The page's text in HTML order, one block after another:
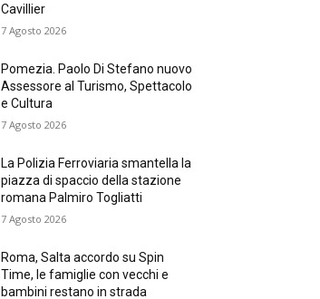
Cavillier
7 Agosto 2026
Pomezia. Paolo Di Stefano nuovo
Assessore al Turismo, Spettacolo
e Cultura
7 Agosto 2026
La Polizia Ferroviaria smantella la
piazza di spaccio della stazione
romana Palmiro Togliatti
7 Agosto 2026
Roma, Salta accordo su Spin
Time, le famiglie con vecchi e
bambini restano in strada